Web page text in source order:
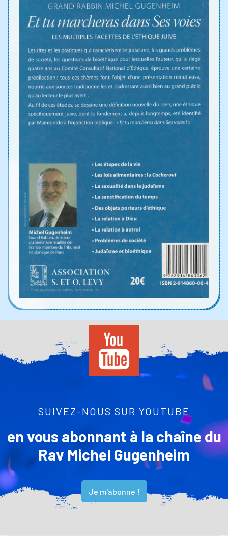
SUIVEZ-NOUS SUR YOUTUBE
en vous abonnant à la chaîne du
Rav Michel Gugenheim
Je m'abonne !